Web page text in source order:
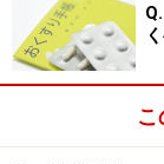
に分けられます。
■細胞壁合成阻
細菌の一番外